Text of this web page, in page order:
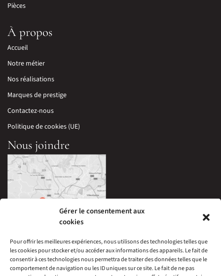
Gérer le consentement aux
cookies
Pour offrir les meilleures expériences, nous utilisons des technologies telles que
les cookies pour stocker et/ou accéder aux informations des appareils. Le fait de
consentir à ces technologies nous permettra de traiter des données telles que le
comportement de navigation ou les ID uniques sur ce site. Le fait de ne pas
Pièces
À propos
Accueil
Notre métier
Nos réalisations
Marques de prestige
Contactez-nous
Politique de cookies (UE)
Nous joindre
33 Avenue Edouard Millaud,
69290 Craponne, France